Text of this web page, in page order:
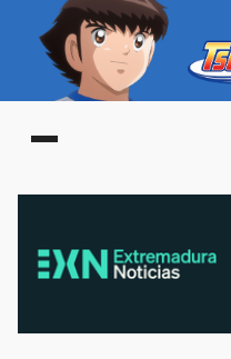
Main menu